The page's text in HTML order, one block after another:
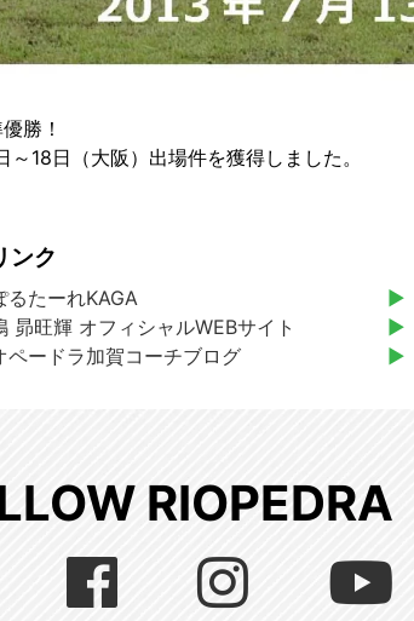
勝！
18日（大阪）出場件を獲得しました。
ンク
るたーれKAGA
昴旺輝 オフィシャルWEBサイト
ペードラ加賀コーチブログ
RIOPEDRA